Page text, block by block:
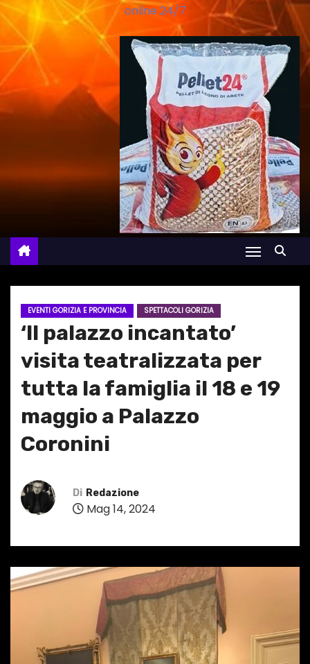
online 24/7
EVENTI GORIZIA E PROVINCIA SPETTACOLI GORIZIA
‘Il palazzo incantato’
visita teatralizzata per
tutta la famiglia il 18 e 19
maggio a Palazzo
Coronini
Di Redazione
Mag 14, 2024